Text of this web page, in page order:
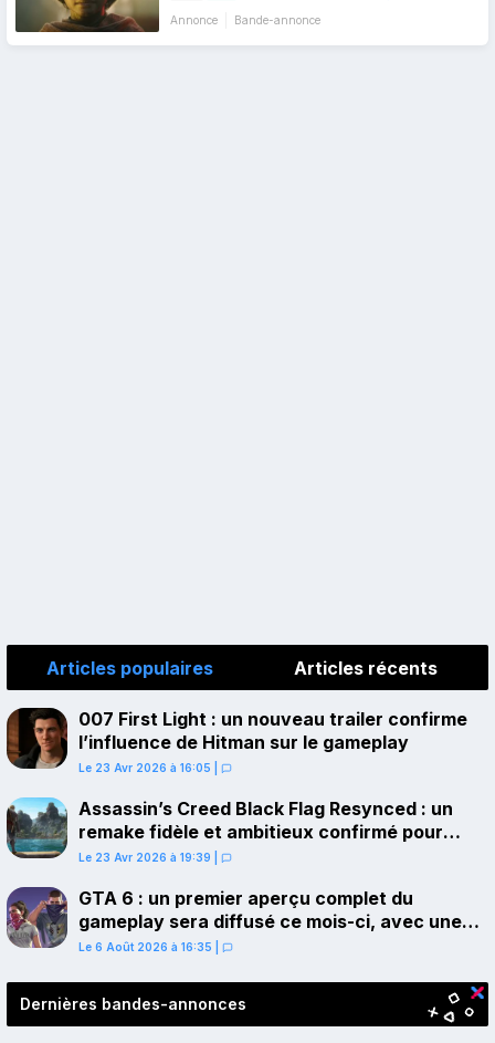
Annonce Bande-annonce
Articles populaires Articles récents
007 First Light : un nouveau trailer confirme
l’influence de Hitman sur le gameplay
Le 23 Avr 2026 à 16:05
Assassin’s Creed Black Flag Resynced : un
remake fidèle et ambitieux confirmé pour
juillet sur PS5
Le 23 Avr 2026 à 19:39
GTA 6 : un premier aperçu complet du
gameplay sera diffusé ce mois-ci, avec une
avant-première sur Netflix
Le 6 Août 2026 à 16:35
Dernières bandes-annonces